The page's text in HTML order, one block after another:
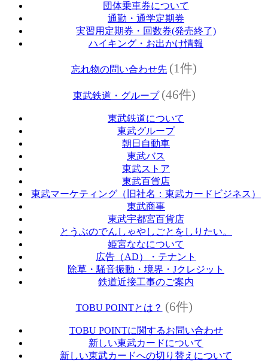
団体乗車券について
通勤・通学定期券
実習用定期券・回数券(発売終了)
ハイキング・お出かけ情報
忘れ物の問い合わせ先 (1件)
東武鉄道・グループ (46件)
東武鉄道について
東武グループ
朝日自動車
東武バス
東武ストア
東武百貨店
東武マーケティング（旧社名：東武カードビジネス）
東武商事
東武宇都宮百貨店
とうぶのでんしゃやしごとをしりたい。
姫宮ななについて
広告（AD）・テナント
除草・騒音振動・境界・Jクレジット
鉄道近接工事のご案内
TOBU POINTとは？ (6件)
TOBU POINTに関するお問い合わせ
新しい東武カードについて
新しい東武カードへの切り替えについて